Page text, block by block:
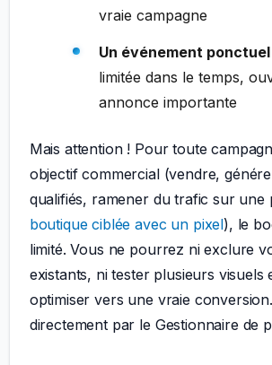
vraie campagne
Un événement ponctuel
limitée dans le temps,
annonce importante
Mais attention ! Pour toute
objectif commercial (vendre,
qualifiés, ramener du trafic sur une
boutique ciblée avec un pixel), le
limité. Vous ne pourrez ni exclure
existants, ni tester plusieurs visuels
optimiser vers une vraie
directement par le Gestionnaire de